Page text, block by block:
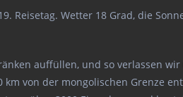
Reisetag. Wetter 18 Grad, die
auffüllen, und so verlassen
von der mongolischen Grenze